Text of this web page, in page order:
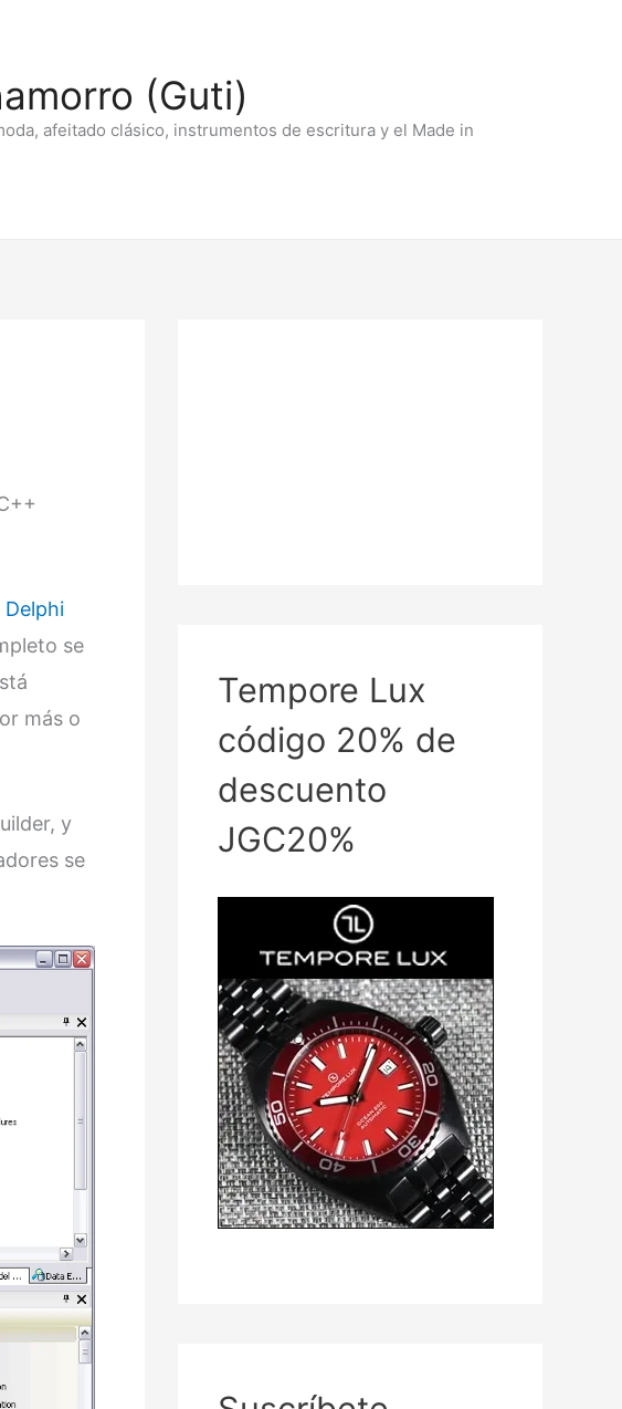
(Guti)
afeitado clásico, instrumentos de escritura y el Made in
Delphi
se
más o
y
se
Tempore Lux
código 20% de
descuento
JGC20%